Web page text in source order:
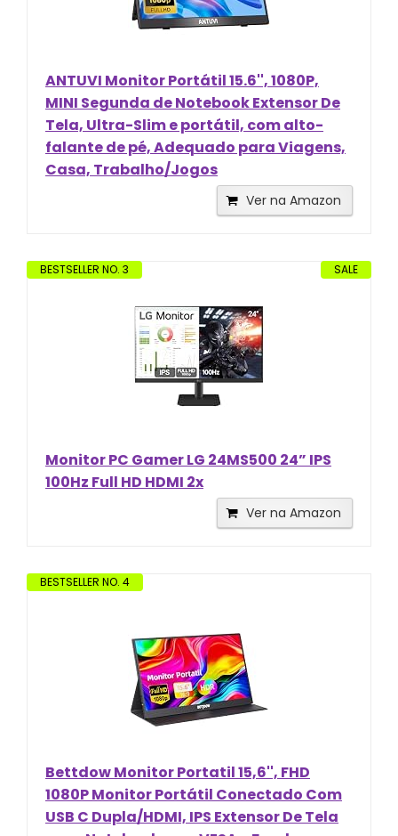
ANTUVI Monitor Portátil 15.6'', 1080P,
MINI Segunda de Notebook Extensor De
Tela, Ultra-Slim e portátil, com alto-
falante de pé, Adequado para Viagens,
Casa, Trabalho/Jogos
Ver na Amazon
SALE
BESTSELLER NO. 3
Monitor PC Gamer LG 24MS500 24” IPS
100Hz Full HD HDMI 2x
Ver na Amazon
BESTSELLER NO. 4
Bettdow Monitor Portatil 15,6'', FHD
1080P Monitor Portátil Conectado Com
USB C Dupla/HDMI, IPS Extensor De Tela